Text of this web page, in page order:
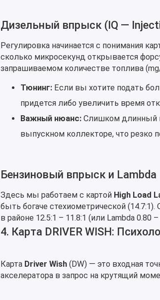
Дизельный впрыск (IQ —
Регулировка начинается с понимания
сколько микросекунд открывается
запрашиваемом количестве топлива
Тюнинг:Если вы хотите подать
придется либо увеличить время
Важный нюанс:Слишком длинный
выпускном коллекторе, что резко
Бензиновый впрыск и Lambda
Здесь мы работаем с картой High Load
быть богаче стехиометрической
в районе 12.5:1 – 11.8:1 (или Lambda 0.80
4. Карта DRIVER WISH:
Карта Driver Wish(DW) — это входная
акселератора в запрос на крутящий